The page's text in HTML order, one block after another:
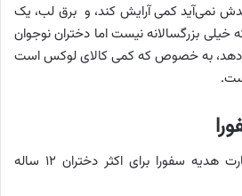
بدش نمی‌آید کمی آرایش کند، و برق لب، یک
بزرگسالانه نیست اما دختران نوجوان
می‌دهد، به خصوص که کمی کالای لوکس است
تضمین می‌کنیم که یک کارت هدیه سفورا برای اکثر دختران ۱۲ ساله